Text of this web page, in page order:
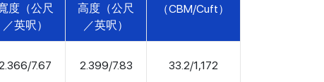
（CBM/Cuft）
度（公尺
／英呎）
高度（公尺
／英呎）
7.67 2.399/7.83 33.2/1,172